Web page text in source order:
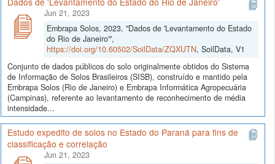
Jun 21, 2023
Embrapa Solos, 2023, "Dados de 'Levantamento do Estado
do Rio de Janeiro'",
https://doi.org/10.60502/SoilData/ZQXUTN, SoilData, V1
Conjunto de dados públicos do solo originalmente obtidos do Sistema
de Informação de Solos Brasileiros (SISB), construído e mantido pela
Embrapa Solos (Rio de Janeiro) e Embrapa Informática Agropecuária
(Campinas), referente ao levantamento de reconhecimento de média
intensidade...
Estudo expedito de solos no Estado do Paraná para fins de
classificação e correlação
Jun 21, 2023